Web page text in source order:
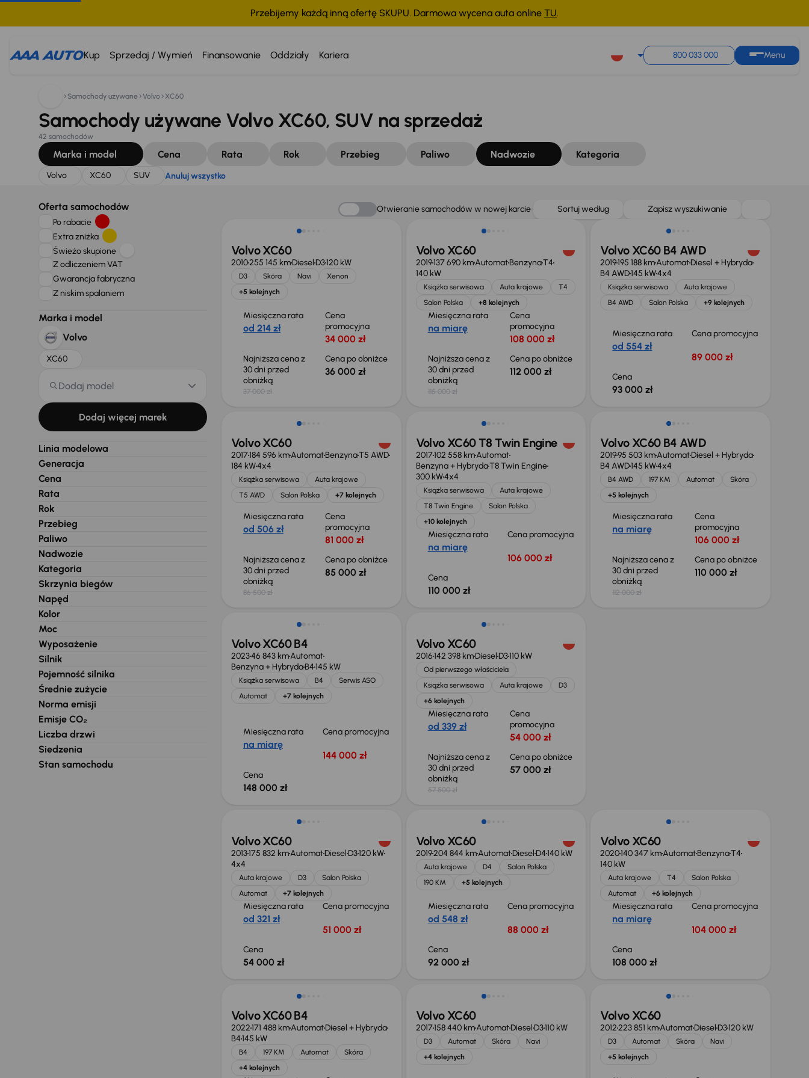
Przebijemy każdą inną ofertę SKUPU. Darmowa wycena auta online TU.
Kup Sprzedaj / Wymień Finansowanie Oddziały Kariera 800 033 000 Menu
Szukam: Anuluj wszystko
Samochody używane Volvo XC60
Samochody używane Volvo XC60, SUV na sprzedaż
42 samochodów
Marka i model Cena Rata Rok Przebieg Paliwo Nadwozie Kategoria
Volvo XC60 SUV Anuluj wszystko
Oferta samochodów
Po rabacie
Extra zniżka
Świeżo skupione
Z odliczeniem VAT
Gwarancja fabryczna
Z niskim spalaniem
Marka i model
Volvo
XC60
Dodaj model
Dodaj więcej marek
Linia modelowa
Generacja
Cena
Rata
Rok
Przebieg
Paliwo
Nadwozie
Kategoria
Skrzynia biegów
Napęd
Kolor
Moc
Wyposażenie
Silnik
Pojemność silnika
Średnie zużycie
Norma emisji
Emisje CO₂
Liczba drzwi
Siedzenia
Stan samochodu
Otwieranie samochodów w nowej karcie Sortuj według Zapisz wyszukiwanie
Volvo XC60
2010255 145 kmDiesel D3120 kW
D3 Skóra Navi
Xenon
+5 kolejnych
Miesięczna rata
od 214 zł
Cena
promocyjna
34 000 zł
Najniższa cena z
30 dni przed
obniżką
37 000 zł
Cena po obniżce
36 000 zł
Taniej o 3 000 zł
Volvo XC60
2019137 690 kmAutomatBenzynaT4
140 kW
Książka serwisowa Auta krajowe
T4
Salon Polska
+8 kolejnych
Miesięczna rata
na miarę
Cena
promocyjna
108 000 zł
Najniższa cena z
30 dni przed
obniżką
115 000 zł
Cena po obniżce
112 000 zł
Volvo XC60 B4 AWD
2019195 188 kmAutomatDiesel + Hybryda
B4 AWD145 kW4x4
Książka serwisowa
Auta krajowe
B4 AWD
Salon Polska +9 kolejnych
Miesięczna rata
od 554 zł
Cena promocyjna
89 000 zł
Cena
93 000 zł
Taniej o 1 500 zł
Volvo XC60
2017184 596 kmAutomatBenzynaT5 AWD
184 kW4x4
Książka serwisowa
Auta krajowe
T5 AWD
Salon Polska +7 kolejnych
Miesięczna rata
od 506 zł
Cena
promocyjna
81 000 zł
Najniższa cena z
30 dni przed
obniżką
86 500 zł
Cena po obniżce
85 000 zł
Możliwość odliczenia VAT
Volvo XC60 T8 Twin Engine
2017102 558 kmAutomat
Benzyna + HybrydaT8 Twin Engine
300 kW4x4
Książka serwisowa
Auta krajowe
T8 Twin Engine
Salon Polska
+10 kolejnych
Miesięczna rata
na miarę
Cena promocyjna
106 000 zł
Cena
110 000 zł
Volvo XC60 B4 AWD
201995 503 kmAutomatDiesel + Hybryda
B4 AWD145 kW4x4
B4 AWD 197 KM Automat
Skóra
+5 kolejnych
Miesięczna rata
na miarę
Cena
promocyjna
106 000 zł
Najniższa cena z
30 dni przed
obniżką
112 000 zł
Cena po obniżce
110 000 zł
Volvo XC60 B4
202346 843 kmAutomat
Benzyna + HybrydaB4145 kW
Książka serwisowa B4
Serwis ASO
Automat
+7 kolejnych
Miesięczna rata
na miarę
Cena promocyjna
144 000 zł
Cena
148 000 zł
Volvo XC60
2016142 398 kmDieselD3110 kW
Od pierwszego właściciela
Książka serwisowa
Auta krajowe
D3
+6 kolejnych
Miesięczna rata
od 339 zł
Cena
promocyjna
54 000 zł
Najniższa cena z
30 dni przed
obniżką
57 500 zł
Cena po obniżce
57 000 zł
Volvo XC60
2013175 832 kmAutomatDiesel D3120 kW
4x4
Auta krajowe D3
Salon Polska
Automat
+7 kolejnych
Miesięczna rata
od 321 zł
Cena promocyjna
51 000 zł
Cena
54 000 zł
Volvo XC60
2019204 844 kmAutomatDieselD4140 kW
Auta krajowe D4
Salon Polska
190 KM
+5 kolejnych
Miesięczna rata
od 548 zł
Cena promocyjna
88 000 zł
Cena
92 000 zł
Volvo XC60
2020140 347 kmAutomatBenzynaT4
140 kW
Auta krajowe T4
Salon Polska
Automat
+6 kolejnych
Miesięczna rata
na miarę
Cena promocyjna
104 000 zł
Cena
108 000 zł
Taniej o 2 000 zł
Volvo XC60 B4
2022171 488 kmAutomatDiesel + Hybryda
B4145 kW
B4 197 KM Automat
Skóra
+4 kolejnych
Volvo XC60
2017158 440 kmAutomatDieselD3110 kW
D3 Automat Skóra
Navi
+4 kolejnych
Taniej o 1 000 zł
Volvo XC60
2012223 851 kmAutomatDieselD3120 kW
D3 Automat Skóra
Navi
+5 kolejnych